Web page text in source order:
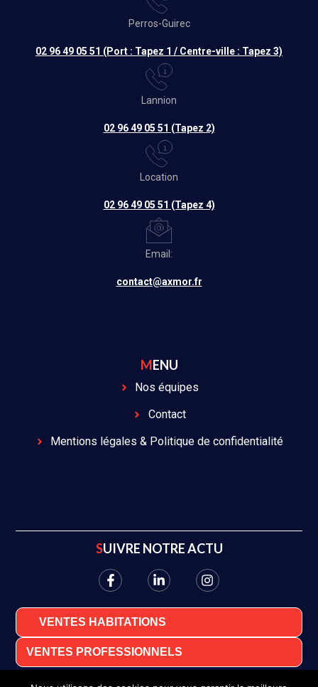
Perros-Guirec
02 96 49 05 51 (Port : Tapez 1 / Centre-ville : Tapez 3)
Lannion
02 96 49 05 51 (Tapez 2)
Location
02 96 49 05 51 (Tapez 4)
Email:
contact@axmor.fr
MENU
Nos équipes
Contact
Mentions légales & Politique de confidentialité
SUIVRE NOTRE ACTU
VENTES HABITATIONS
VENTES PROFESSIONNELS